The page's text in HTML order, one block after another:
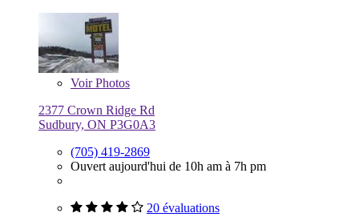
VoirPhotos
2377 Crown Ridge Rd
Sudbury, ON P3G0A3
(705) 419-2869
Ouvert aujourd'hui de 10h am à 7h pm
20 évaluations